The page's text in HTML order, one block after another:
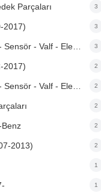
Parçaları 3
2017) 3
3
2017) 2
2
2
2
2013) 2
1
1